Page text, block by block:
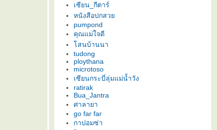
เซียน_กีตาร์
หนังสือปกสว
pumpond
คุณแม่ใจดี
สนบ้านนา
tudong
ploythana
microtoso
เซียนกระบี่ลุ่มแม่น้ำวัง
ratirak
Bua_Jantra
ศาลายา
go far far
กาปอมซ่า